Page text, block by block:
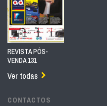
REVISTA PÓS-
VENDA 131
Ver todas
CONTACTOS